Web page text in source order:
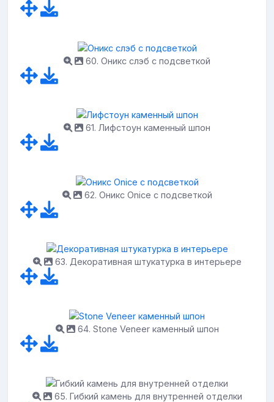
60. Оникс слэб с подсветкой
61. Лифстоун каменный шпон
62. Оникс Onice с подсветкой
63. Декоративная штукатурка в интерьере
64. Stone Veneer каменный шпон
65. Гибкий камень для внутренней отделки